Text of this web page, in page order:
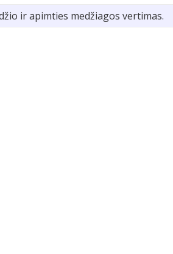
ir apimties medžiagos vertimas.